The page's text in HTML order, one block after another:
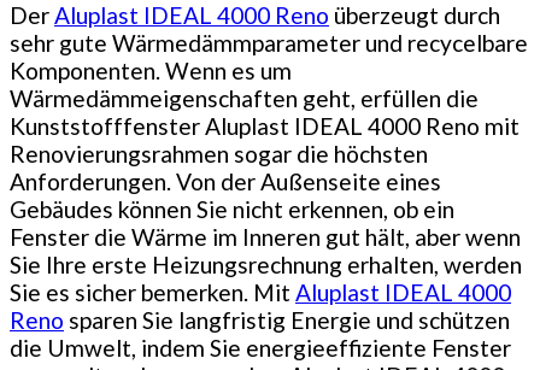
DerAluplast IDEAL 4000 Reno überzeugt durch
sehr gute Wärmedämmparameter und recycelbare
Komponenten. Wenn es um
Wärmedämmeigenschaften geht, erfüllen die
Kunststofffenster Aluplast IDEAL 4000 Reno mit
Renovierungsrahmen sogar die höchsten
Anforderungen. Von der Außenseite eines
Gebäudes können Sie nicht erkennen, ob ein
Fenster die Wärme im Inneren gut hält, aber wenn
Sie Ihre erste Heizungsrechnung erhalten, werden
Sie es sicher bemerken. Mit Aluplast IDEAL 4000
Reno sparen Sie langfristig Energie und schützen
die Umwelt, indem Sie energieeffiziente Fenster